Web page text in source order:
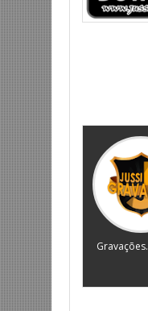
Gravações.